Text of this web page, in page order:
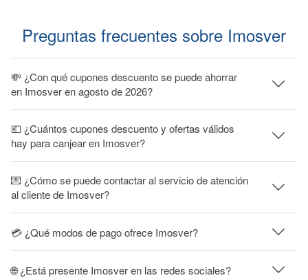
Preguntas frecuentes sobre Imosver
💸 ¿Con qué cupones descuento se puede ahorrar
en Imosver en agosto de 2026?
💶 ¿Cuántos cupones descuento y ofertas válidos
hay para canjear en Imosver?
💌 ¿Cómo se puede contactar al servicio de atención
al cliente de Imosver?
💳 ¿Qué modos de pago ofrece Imosver?
🌐 ¿Está presente Imosver en las redes sociales?